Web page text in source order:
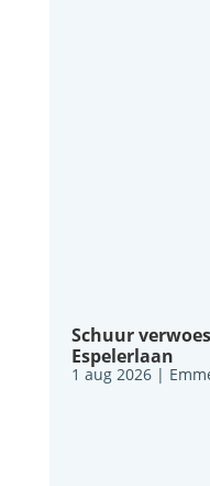
Schuur
Espelerlaan
1 aug 2026|